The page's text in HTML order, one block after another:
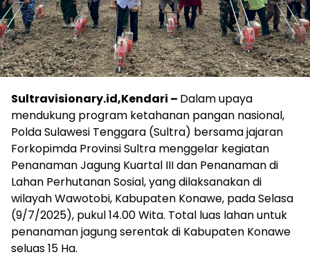
Sultravisionary.id,Kendari – Dalam upaya
mendukung program ketahanan pangan nasional,
Polda Sulawesi Tenggara (Sultra) bersama jajaran
Forkopimda Provinsi Sultra menggelar kegiatan
Penanaman Jagung Kuartal III dan Penanaman di
Lahan Perhutanan Sosial, yang dilaksanakan di
wilayah Wawotobi, Kabupaten Konawe, pada Selasa
(9/7/2025), pukul 14.00 Wita. Total luas lahan untuk
penanaman jagung serentak di Kabupaten Konawe
seluas 15 Ha.